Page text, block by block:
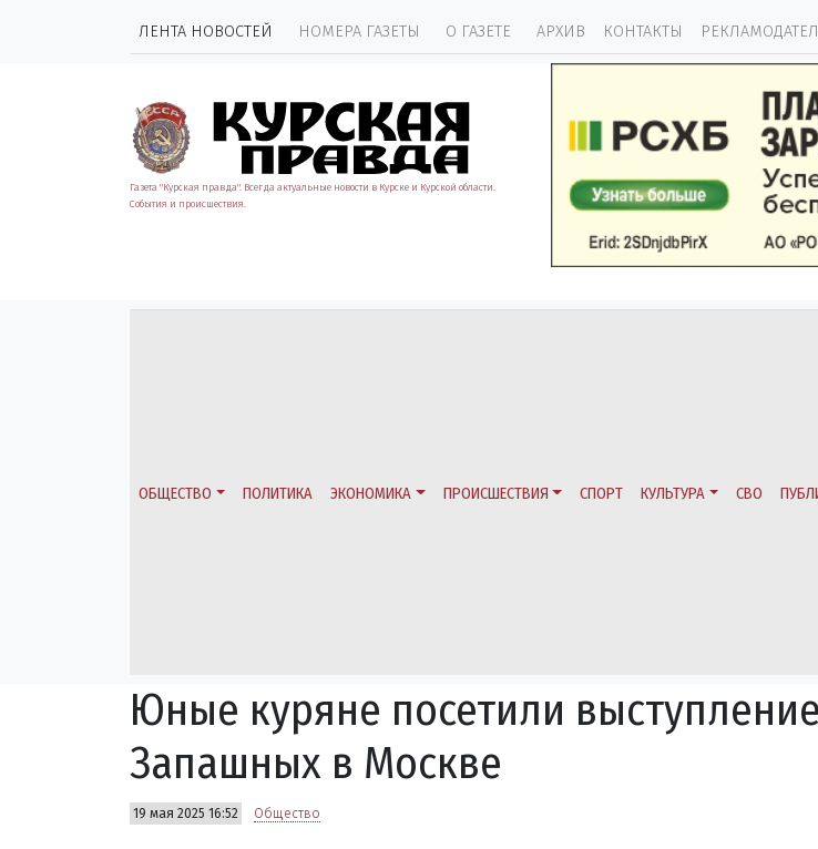
ЛЕНТА НОВОСТЕЙ НОМЕРА ГАЗЕТЫ О ГАЗЕТЕ АРХИВ КОНТАКТЫ
Газета "Курская правда". Всегда актуальные новости в Курске и Курской области.
События и происшествия.
ОБЩЕСТВО ПОЛИТИКА ЭКОНОМИКА ПРОИСШЕСТВИЯ СПОРТ КУЛЬТУРА СВО
Юные куряне посетили
Запашных в Москве
19 мая 2025 16:52 Общество